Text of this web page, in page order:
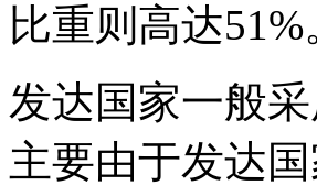
比重则高达51%
发达国家一般
主要由于发达